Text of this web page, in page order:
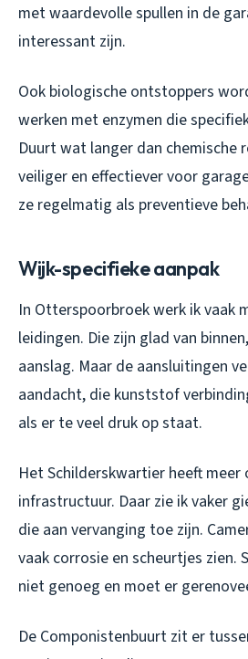
met waardevolle spullen in de
interessant zijn.
Ook biologische ontstoppers
werken met enzymen die
Duurt wat langer dan chemische
veiliger en effectiever voor
ze regelmatig als preventieve
Wijk-specifieke aanpak
In Otterspoorbroek werk ik vaak
leidingen. Die zijn glad van
aanslag. Maar de aansluitingen
aandacht, die kunststof
als er te veel druk op staat.
Het Schilderskwartier heeft meer
infrastructuur. Daar zie ik vaker
die aan vervanging toe zijn.
vaak corrosie en scheurtjes zien.
niet genoeg en moet er
De Componistenbuurt zit er